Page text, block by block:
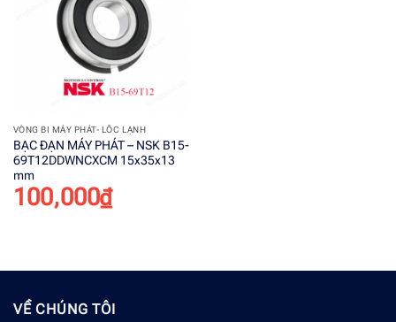
Add to
wishlist
VÒNG BI MÁY PHÁT- LỐC LẠNH
BẠC ĐẠN MÁY PHÁT – NSK B15-
69T12DDWNCXCM 15x35x13
mm
100,000₫
VỀ CHÚNG TÔI